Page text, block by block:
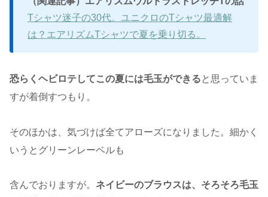
Tシャツ迷子の30代。ユニクロのTシャツ最適解
は？エアリズムTシャツで夏を乗り切る。
恐らくヘビロテしてこの夏には毛玉ができる と思っていま
すが着倒すつもり。
そのほかは、気づけば全てアローズになりました。細かく
いうとグリーンレーベルも
含んでおりますが。 ネイビーのブラウスは、そろそろ毛玉